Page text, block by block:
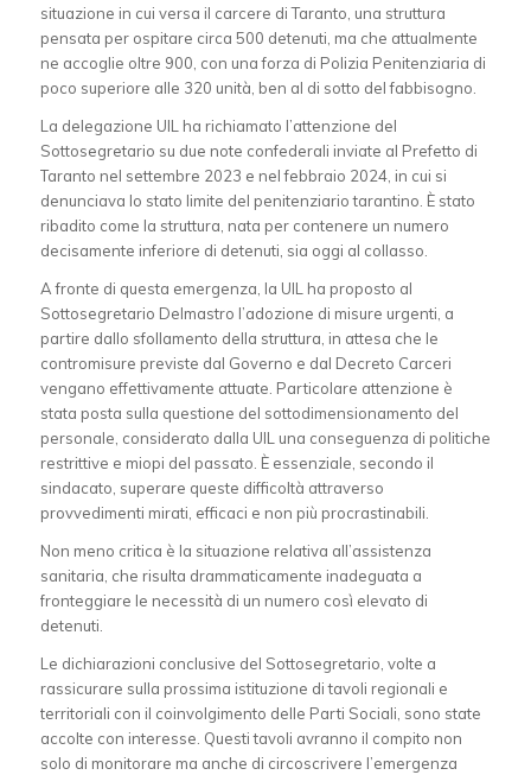
situazione in cui versa il carcere di Taranto, una struttura
pensata per ospitare circa 500 detenuti, ma che attualmente
ne accoglie oltre 900, con una forza di Polizia Penitenziaria di
poco superiore alle 320 unità, ben al di sotto del fabbisogno.
La delegazione UIL ha richiamato l’attenzione del
Sottosegretario su due note confederali inviate al Prefetto di
Taranto nel settembre 2023 e nel febbraio 2024, in cui si
denunciava lo stato limite del penitenziario tarantino. È stato
ribadito come la struttura, nata per contenere un numero
decisamente inferiore di detenuti, sia oggi al collasso.
A fronte di questa emergenza, la UIL ha proposto al
Sottosegretario Delmastro l’adozione di misure urgenti, a
partire dallo sfollamento della struttura, in attesa che le
contromisure previste dal Governo e dal Decreto Carceri
vengano effettivamente attuate. Particolare attenzione è
stata posta sulla questione del sottodimensionamento del
personale, considerato dalla UIL una conseguenza di politiche
restrittive e miopi del passato. È essenziale, secondo il
sindacato, superare queste difficoltà attraverso
provvedimenti mirati, efficaci e non più procrastinabili.
Non meno critica è la situazione relativa all’assistenza
sanitaria, che risulta drammaticamente inadeguata a
fronteggiare le necessità di un numero così elevato di
detenuti.
Le dichiarazioni conclusive del Sottosegretario, volte a
rassicurare sulla prossima istituzione di tavoli regionali e
territoriali con il coinvolgimento delle Parti Sociali, sono state
accolte con interesse. Questi tavoli avranno il compito non
solo di monitorare ma anche di circoscrivere l’emergenza